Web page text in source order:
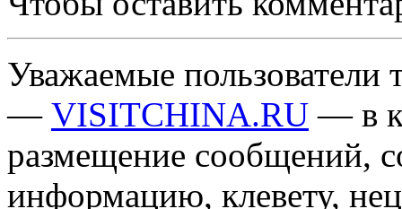
Уважаемые пользователи
— VISITCHINA.RU — в
размещение сообщений,
информацию, клевету,